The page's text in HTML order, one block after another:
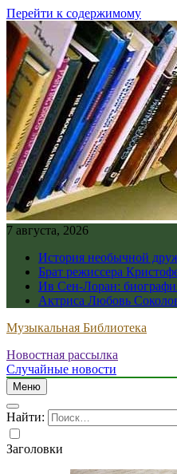
Перейти к содержимому
7 августа, 2026
История необычной
Брат режиссера
Ив Сен-Лоран:
Актриса Любовь
Музыкальная Библиотека
Новостная рассылка
Случайные новости
Меню
Найти:
Заголовки